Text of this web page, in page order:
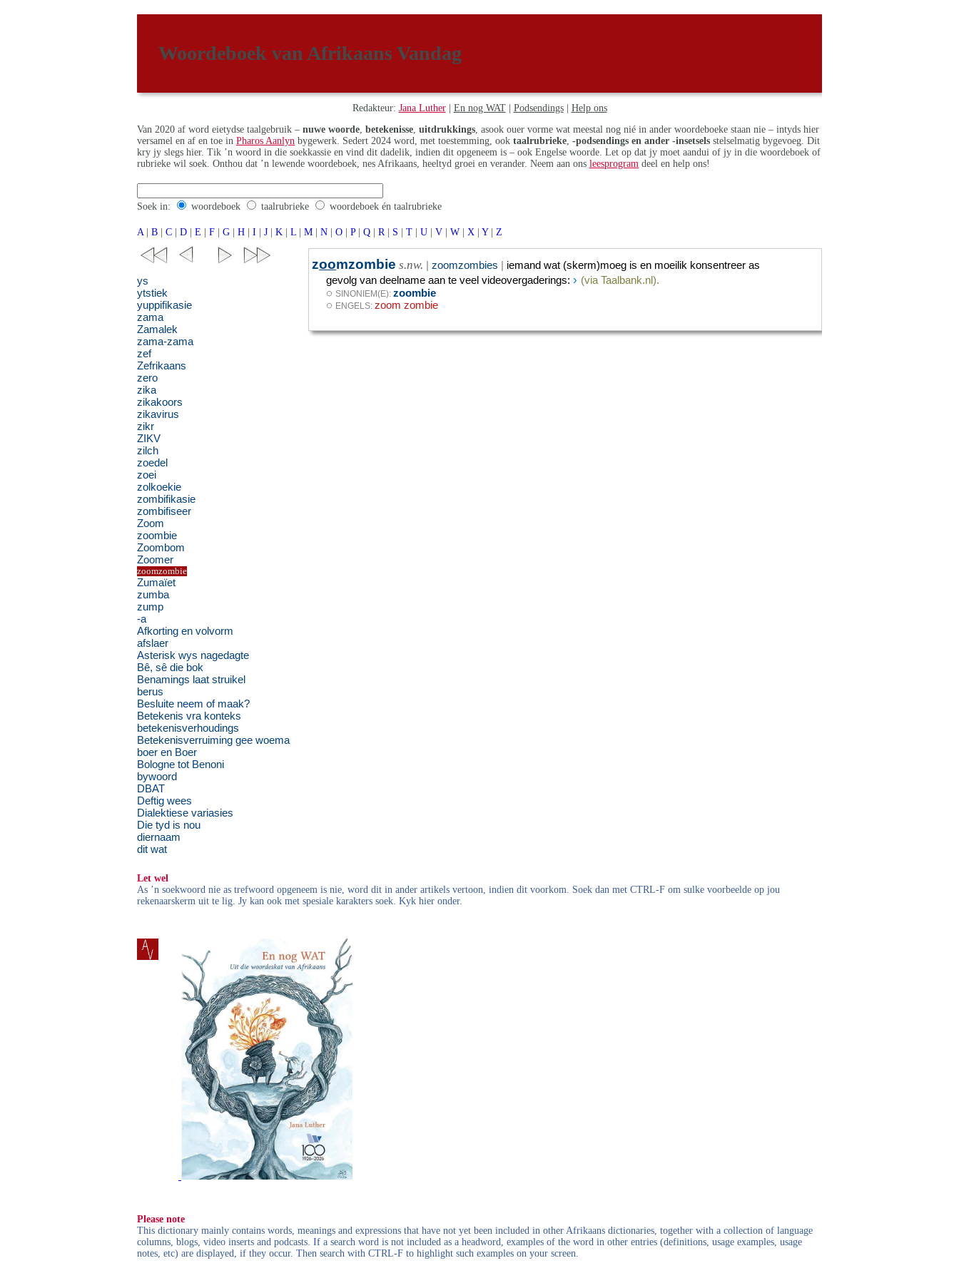
Woordeboek van Afrikaans Vandag
Redakteur: Jana Luther| En nog WAT| Podsendings| Help ons
Van 2020 af word eietydse taalgebruik – nuwe woorde betekenisse uitdrukkings , asook ouer vorme wat meestal nog nié in ander woordeboeke staan nie – intyds hier
versamel en af en toe in Pharos Aanlyn bygewerk. Sedert 2024 word, met toestemming, ook taalrubrieke -podsendings en ander -insetsels stelselmatig bygevoeg. Dit
kry jy slegs hier. Tik ’n woord in die soekkassie en vind dit dadelik, indien dit opgeneem is – ook Engelse woorde. Let op dat jy moet aandui of jy in die woordeboek of
rubrieke wil soek. Onthou dat ’n lewende woordeboek, nes Afrikaans, heeltyd groei en verander. Neem aan ons leesprogram deel en help ons!
Soek in: woordeboek taalrubrieke woordeboek én taalrubrieke
A | B | C | D | E | F | G | H | I | J | K | L | M | N | O | P | Q | R | S | T | U | V | W | X | Y | Z
zoomzombie s.nw. |zoomzombies | iemand wat (skerm)moeg is en moeilik konsentreer as
gevolg van deelname aan te veel videovergaderings:› (via Taalbank.nl).
◌SINONIEM(E):zoombie
◌ ENGELS:zoom zombie
ys
ytstiek
yuppifikasie
zama
Zamalek
zama-zama
zef
Zefrikaans
zero
zika
zikakoors
zikavirus
zikr
ZIKV
zilch
zoedel
zoei
zolkoekie
zombifikasie
zombifiseer
Zoom
zoombie
Zoombom
Zoomer
zoomzombie
Zumaïet
zumba
zump
-a
Afkorting en volvorm
afslaer
Asterisk wys nagedagte
Bê, sê die bok
Benamings laat struikel
berus
Besluite neem of maak?
Betekenis vra konteks
betekenisverhoudings
Betekenisverruiming gee woema
boer en Boer
Bologne tot Benoni
bywoord
DBAT
Deftig wees
Dialektiese variasies
Die tyd is nou
diernaam
dit wat
Let wel
As ’n soekwoord nie as trefwoord opgeneem is nie, word dit in ander artikels vertoon, indien dit voorkom. Soek dan met CTRL-F om sulke voorbeelde op jou
rekenaarskerm uit te lig. Jy kan ook met spesiale karakters soek. Kyk hier onder.
Please note
This dictionary mainly contains words, meanings and expressions that have not yet been included in other Afrikaans dictionaries, together with a collection of language
columns, blogs, video inserts and podcasts. If a search word is not included as a headword, examples of the word in other entries (definitions, usage examples, usage
notes, etc) are displayed, if they occur. Then search with CTRL-F to highlight such examples on your screen.